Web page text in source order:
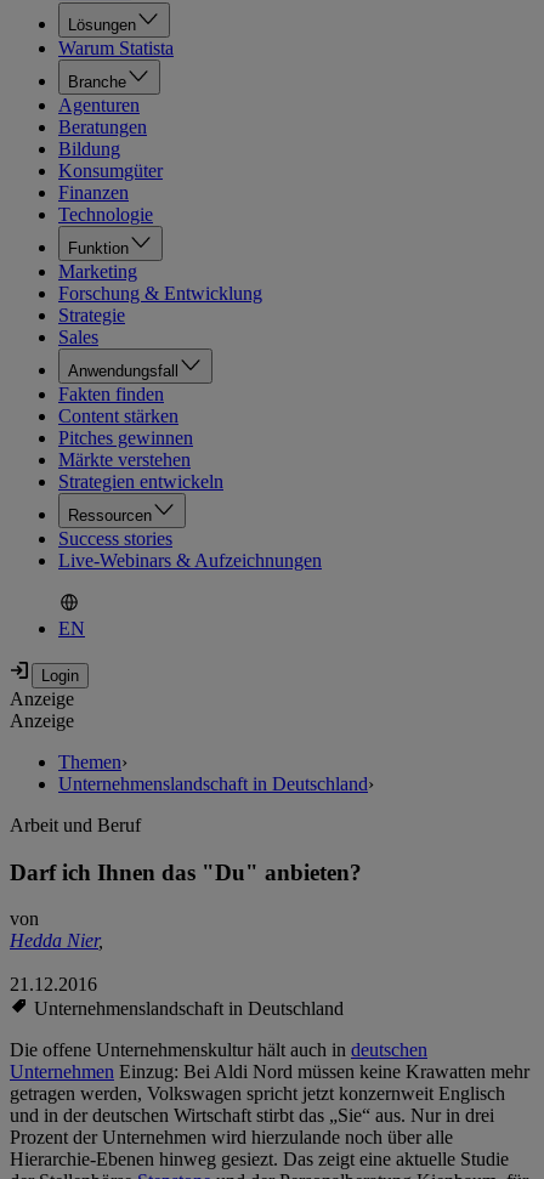
Lösungen
Warum Statista
Branche
Agenturen
Beratungen
Bildung
Konsumgüter
Finanzen
Technologie
Funktion
Marketing
Forschung & Entwicklung
Strategie
Sales
Anwendungsfall
Fakten finden
Content stärken
Pitches gewinnen
Märkte verstehen
Strategien entwickeln
Ressourcen
Success stories
Live-Webinars & Aufzeichnungen
EN
Anzeige
Anzeige
Themen›
Unternehmenslandschaft in Deutschland›
Arbeit und Beruf
Darf ich Ihnen das "Du" anbieten?
von
Hedda Nier,
21.12.2016
Unternehmenslandschaft in Deutschland
Die offene Unternehmenskultur hält auch in deutschen
Unternehmen Einzug: Bei Aldi Nord müssen keine Krawatten mehr
getragen werden, Volkswagen spricht jetzt konzernweit Englisch
und in der deutschen Wirtschaft stirbt das „Sie“ aus. Nur in drei
Prozent der Unternehmen wird hierzulande noch über alle
Hierarchie-Ebenen hinweg gesiezt. Das zeigt eine aktuelle Studie